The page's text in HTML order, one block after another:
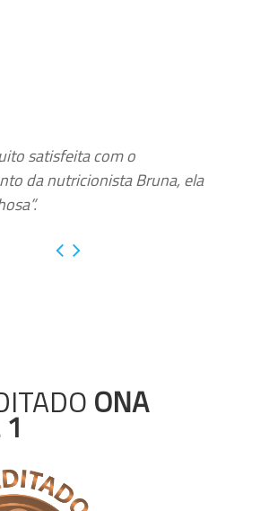
satisfeita com o
da nutricionista Bruna, ela
ONA